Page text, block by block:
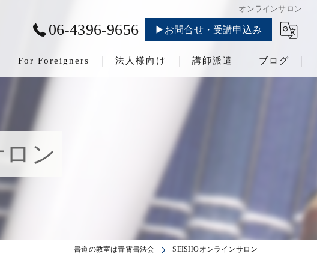
オンラインサロン
06-4396-9656 ▶お問合せ・受講申込み
For Foreigners 法人様向け 講師派遣 ブログ
ン
書道の教室は青霄書法会 SEISHOオンラインサロン